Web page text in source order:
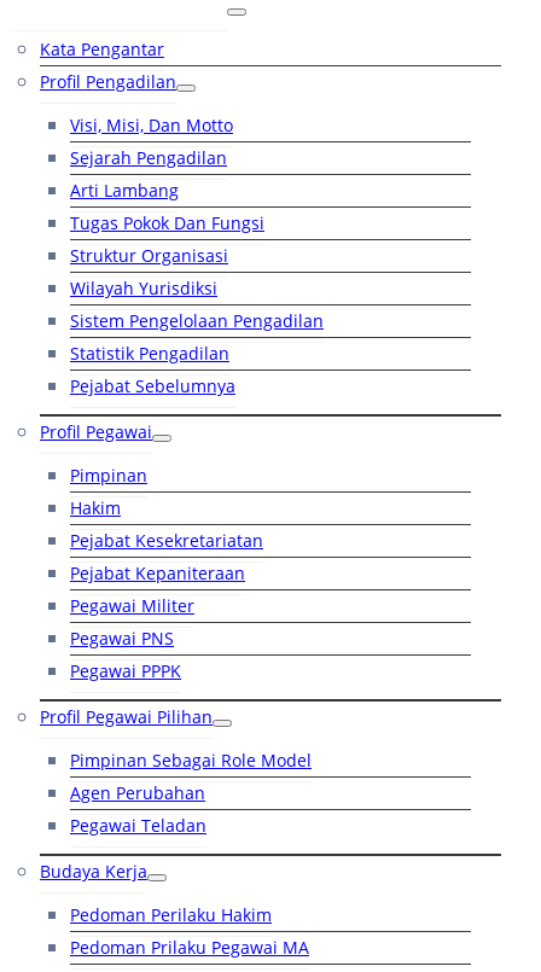
Kata Pengantar
Profil Pengadilan
Visi, Misi, Dan Motto
Sejarah Pengadilan
Arti Lambang
Tugas Pokok Dan Fungsi
Struktur Organisasi
Wilayah Yurisdiksi
Sistem Pengelolaan Pengadilan
Statistik Pengadilan
Pejabat Sebelumnya
Profil Pegawai
Pimpinan
Hakim
Pejabat Kesekretariatan
Pejabat Kepaniteraan
Pegawai Militer
Pegawai PNS
Pegawai PPPK
Profil Pegawai Pilihan
Pimpinan Sebagai Role Model
Agen Perubahan
Pegawai Teladan
Budaya Kerja
Pedoman Perilaku Hakim
Pedoman Prilaku Pegawai MA